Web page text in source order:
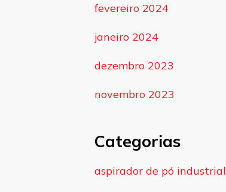
fevereiro 2024
janeiro 2024
dezembro 2023
novembro 2023
Categorias
aspirador de pó industrial